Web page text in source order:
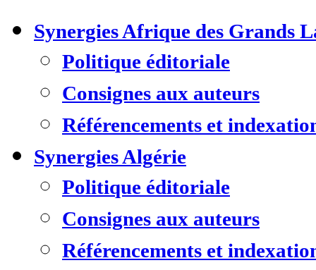
Synergies Afrique des Grands
Politique éditoriale
Consignes aux auteurs
Référencements et
Synergies Algérie
Politique éditoriale
Consignes aux auteurs
Référencements et